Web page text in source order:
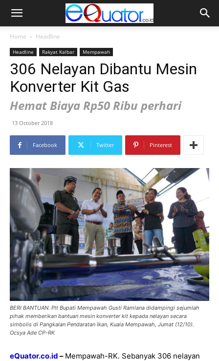
Home Headline
Headline Rakyat Kalbar Mempawah
306 Nelayan Dibantu Mesin
Konverter Kit Gas
Hemat Biaya Rp50 Ribu perhari
13 October 2018
Facebook Twitter Pinterest
BERI BANTUAN. Plt Bupati Mempawah Gusti Ramlana didampingi sejumlah
pihak memberikan bantuan mesin konverter kit kepada nelayan secara
simbolis di Pangkalan Pendaratan Ikan, Kuala Mempawah, Jumat (12/10).
Ocsya Ade CP-RK
eQuator.co.id – Mempawah-RK. Sebanyak 306 nelayan